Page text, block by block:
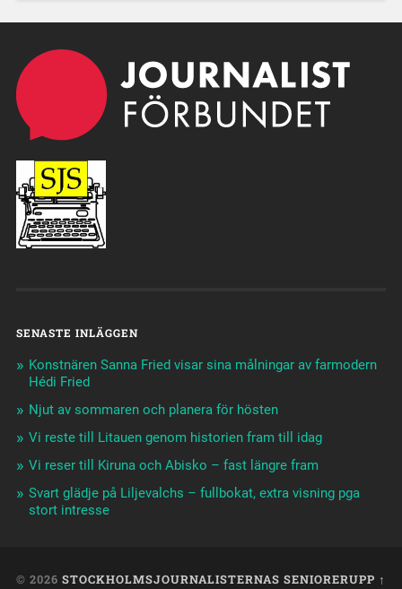
SENASTE INLÄGGEN
Konstnären Sanna Fried visar sina målningar av farmodern
Hédi Fried
Njut av sommaren och planera för hösten
Vi reste till Litauen genom historien fram till idag
Vi reser till Kiruna och Abisko – fast längre fram
Svart glädje på Liljevalchs – fullbokat, extra visning pga
stort intresse
© 2026 STOCKHOLMSJOURNALISTERNAS SENIORERUPP ↑